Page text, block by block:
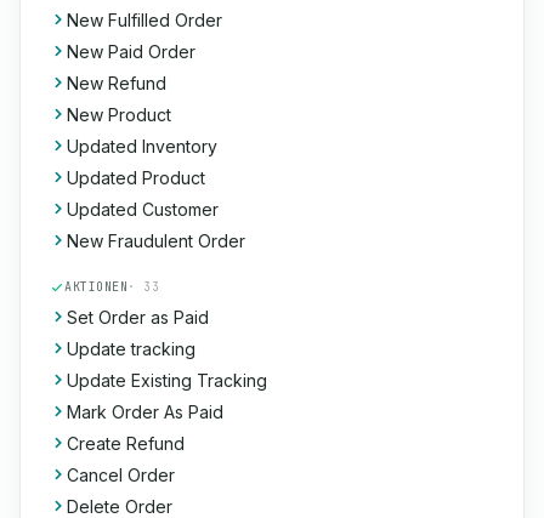
New Fulfilled Order
New Paid Order
New Refund
New Product
Updated Inventory
Updated Product
Updated Customer
New Fraudulent Order
AKTIONEN · 33
Set Order as Paid
Update tracking
Update Existing Tracking
Mark Order As Paid
Create Refund
Cancel Order
Delete Order